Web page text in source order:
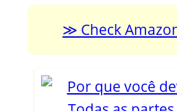
Check